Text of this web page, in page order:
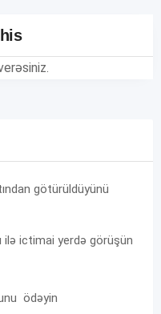
götürüldüyünü
ilə ictimai yerdə görüşün
ödəyin